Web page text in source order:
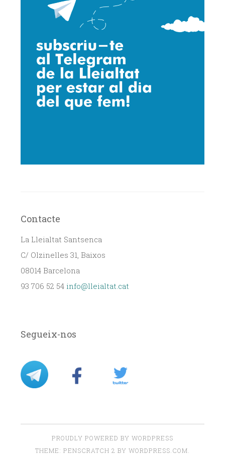
Contacte
La Lleialtat Santsenca
C/ Olzinelles 31, Baixos
08014 Barcelona
93 706 52 54 info@lleialtat.cat
Segueix-nos
PROUDLY POWERED BY WORDPRESS
THEME: PENSCRATCH 2 BY WORDPRESS.COM